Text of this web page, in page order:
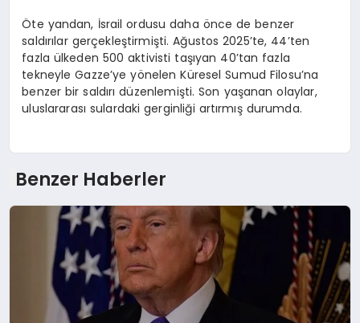
Öte yandan, İsrail ordusu daha önce de benzer
saldırılar gerçekleştirmişti. Ağustos 2025’te, 44’ten
fazla ülkeden 500 aktivisti taşıyan 40’tan fazla
tekneyle Gazze’ye yönelen Küresel Sumud Filosu’na
benzer bir saldırı düzenlemişti. Son yaşanan olaylar,
uluslararası sulardaki gerginliği artırmış durumda.
Benzer Haberler